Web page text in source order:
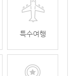
특수여행